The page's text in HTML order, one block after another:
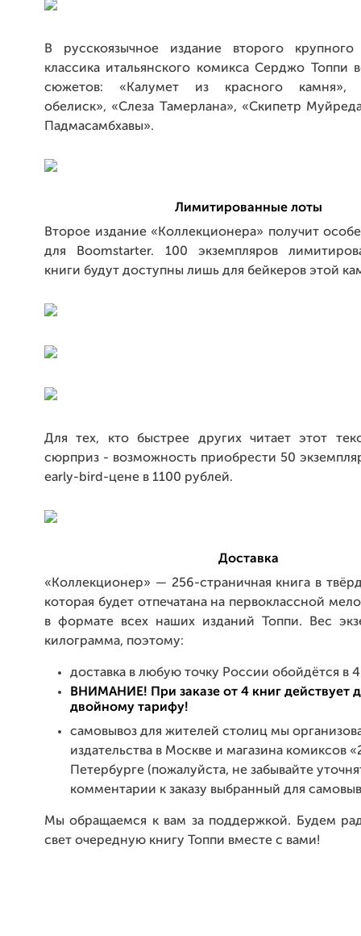
В русскоязычное издание второго крупного
классика итальянского комикса Серджо Топпи
сюжетов: «Калумет из красного камня»,
обелиск», «Слеза Тамерлана», «Скипетр
Падмасамбхавы».
Лимитированные лоты
Второе издание «Коллекционера» получит
для Boomstarter. 100 экземпляров
книги будут доступны лишь для бейкеров этой
Для тех, кто быстрее других читает этот
сюрприз - возможность приобрести 50
early-bird-цене в 1100 рублей.
Доставка
«Коллекционер» — 256-страничная книга в
которая будет отпечатана на первоклассной
в формате всех наших изданий Топпи. Вес
килограмма, поэтому:
доставка в любую точку России обойдётся в
ВНИМАНИЕ! При заказе от 4 книг действует
двойному тарифу!
самовывоз для жителей столиц мы
издательства в Москве и магазина комиксов
Петербурге (пожалуйста, не забывайте
комментарии к заказу выбранный для
Мы обращаемся к вам за поддержкой. Будем
свет очередную книгу Топпи вместе с вами!